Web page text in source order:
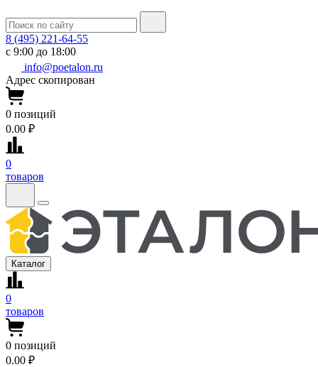
8 (495) 221-64-55
с 9:00 до 18:00
info@poetalon.ru
Адрес скопирован
0 позиций
0.00 ₽
0
товаров
Каталог
0
товаров
0 позиций
0.00 ₽